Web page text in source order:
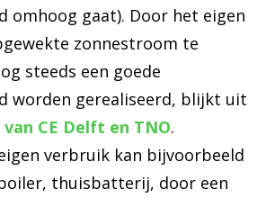
omhoog gaat). Door het eigen
zonnestroom te
steeds een goede
worden gerealiseerd, blijkt uit
CE Delft en TNO.
verbruik kan bijvoorbeeld
thuisbatterij, door een